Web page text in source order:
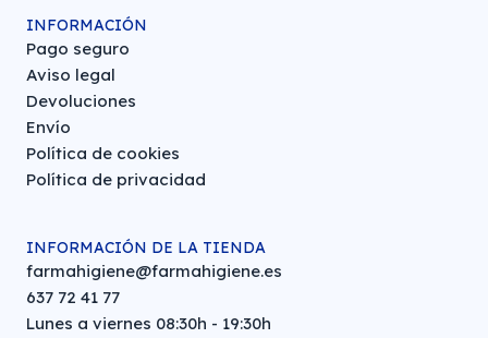
INFORMACIÓN
Pago seguro
Aviso legal
Devoluciones
Envío
Política de cookies
Política de privacidad
INFORMACIÓN DE LA TIENDA
farmahigiene@farmahigiene.es
637 72 41 77
Lunes a viernes 08:30h - 19:30h